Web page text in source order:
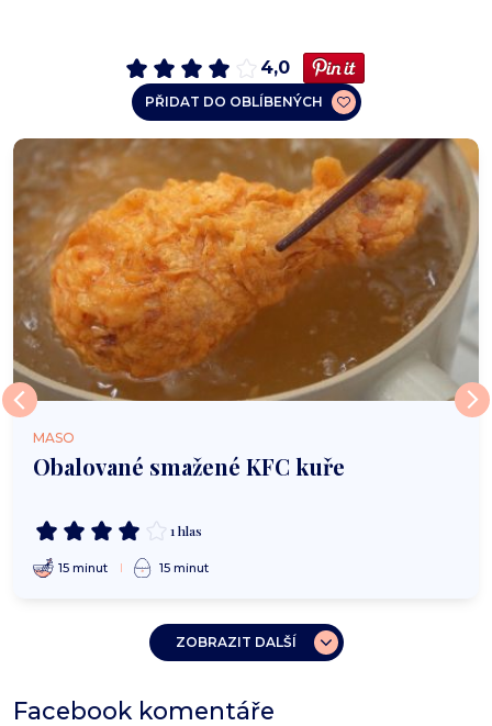
4,0
PŘIDAT DO OBLÍBENÝCH
MASO
Obalované smažené KFC kuře
1 hlas
15 minut 15 minut
ZOBRAZIT DALŠÍ
Facebook komentáře